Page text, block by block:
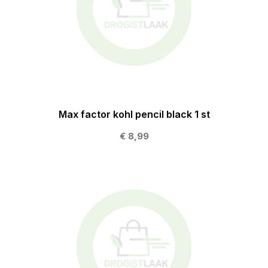
Max factor kohl pencil black 1 st
€ 8,99